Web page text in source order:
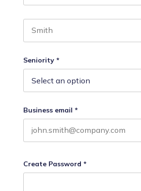
Seniority *
Business email *
Create Password *